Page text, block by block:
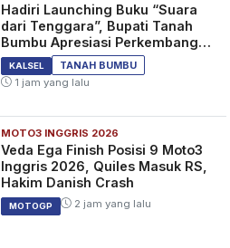
Hadiri Launching Buku “Suara
dari Tenggara”, Bupati Tanah
Bumbu Apresiasi Perkembangan
Literasi di Bumi Bersujud
KALSEL
TANAH BUMBU
1 jam yang lalu
MOTO3 INGGRIS 2026
Veda Ega Finish Posisi 9 Moto3
Inggris 2026, Quiles Masuk RS,
Hakim Danish Crash
MOTOGP 2 jam yang lalu